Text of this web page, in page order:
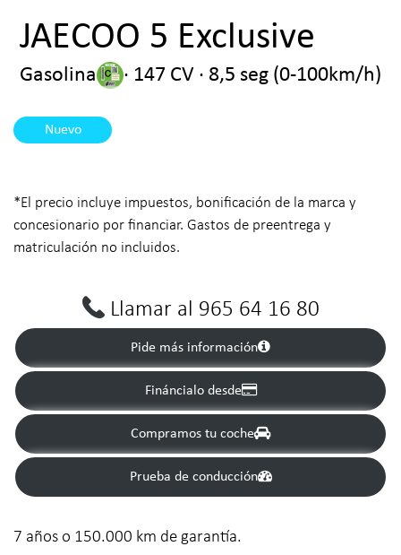
JAECOO 5 Exclusive
Gasolina · 147 CV · 8,5 seg (0-100km/h)
Nuevo
*El precio incluye impuestos, bonificación de la marca y
concesionario por financiar. Gastos de preentrega y
matriculación no incluidos.
Llamar al 965 64 16 80
Pide más información
Fináncialo desde
Compramos tu coche
Prueba de conducción
7 años o 150.000 km de garantía.